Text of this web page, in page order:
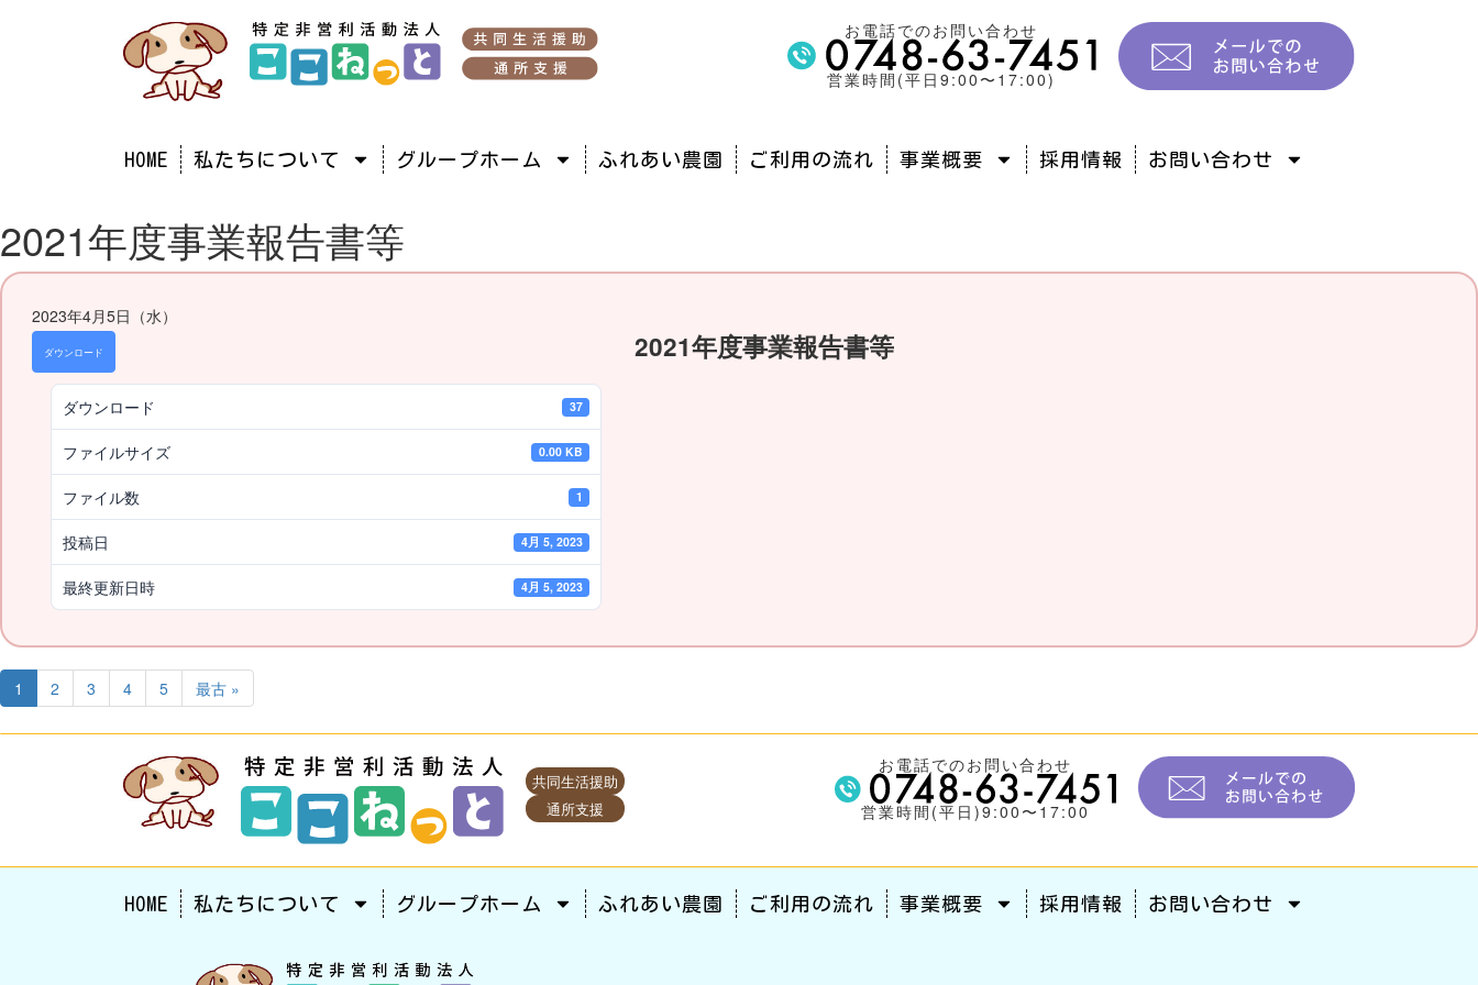
お電話でのお問い合わせ
営業時間(平日9:00〜17:00)
HOME 私たちについて グループホーム ふれあい農園 ご利用の流れ 事業概要 採用情報 お問い合わせ
2021年度事業報告書等
2023年4月5日（水）
ダウンロード
ダウンロード 37
ファイルサイズ 0.00 KB
ファイル数 1
投稿日 4月 5, 2023
最終更新日時 4月 5, 2023
2021年度事業報告書等
1 2 3 4 5 最古 »
共同生活援助
通所支援
お電話でのお問い合わせ
営業時間(平日)9:00〜17:00
HOME 私たちについて グループホーム ふれあい農園 ご利用の流れ 事業概要 採用情報 お問い合わせ